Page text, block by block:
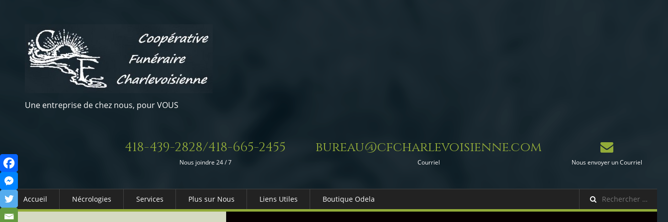
Une entreprise de chez nous, pour VOUS
418-439-2828/418-665-2455
Nous joindre 24 / 7
bureau@cfcharlevoisienne.com
Courriel Nous envoyer un Courriel
Accueil Nécrologies Services Plus sur Nous Liens Utiles Boutique Odela